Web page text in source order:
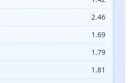
2.46
1.69
1.79
1.81